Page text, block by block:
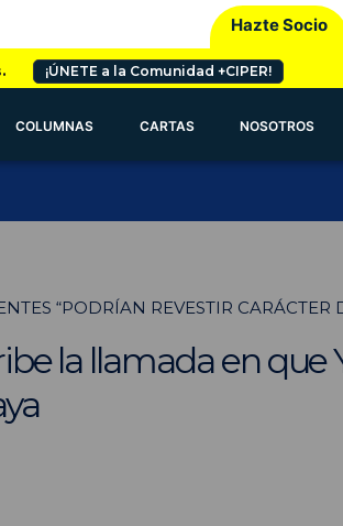
Hazte Socio
¡ÚNETE a la Comunidad +CIPER!
COLUMNAS CARTAS NOSOTROS
“PODRÍAN REVESTIR CARÁCTER
la llamada en que